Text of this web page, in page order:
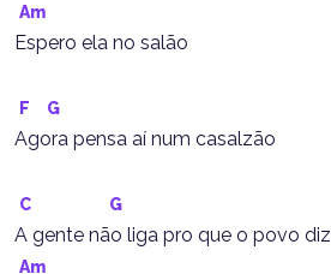
Am
Espero ela no salão
F G
Agora pensa aí num casalzão
C G
A gente não liga pro que o povo diz
Am